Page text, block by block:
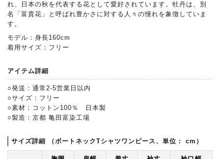
れ、日本の秋を代表する花として愛好されています。牡丹は、別
名「富貴花」と呼ばれ豊かさに対する人々の憧れを象徴していま
す。
モデル：身長160cm
着用サイズ：フリー
アイテム詳細
○発送：通常2-5営業日以内
○サイズ：フリー
○素材：コットン100％ 日本製
○製造：京都 亀田富染工場
サイズ詳細 （ボートネックTシャツワンピース、単位： cm）